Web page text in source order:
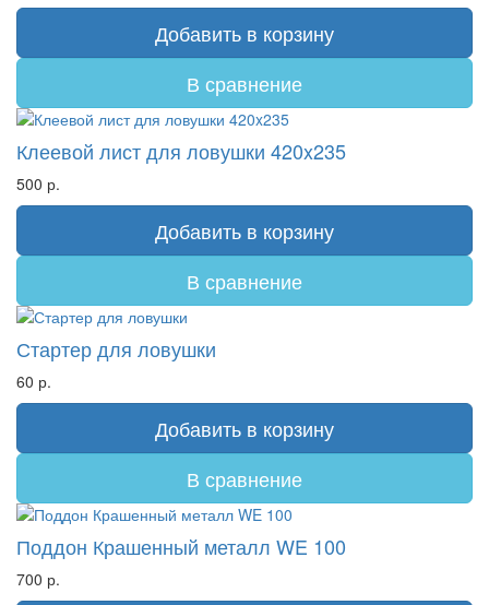
Добавить в корзину
В сравнение
Клеевой лист для ловушки 420x235
500 р.
Добавить в корзину
В сравнение
Стартер для ловушки
60 р.
Добавить в корзину
В сравнение
Поддон Крашенный металл WE 100
700 р.